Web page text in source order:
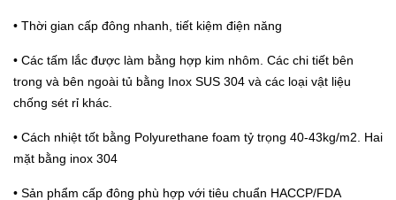
• Thời gian cấp đông nhanh, tiết kiệm điện năng
• Các tấm lắc được làm bằng hợp kim nhôm. Các chi tiết bên
trong và bên ngoài tủ bằng Inox SUS 304 và các loại vật liệu
chống sét rỉ khác.
• Cách nhiệt tốt bằng Polyurethane foam tỷ trọng 40-43kg/m2. Hai
mặt bằng inox 304
• Sản phẩm cấp đông phù hợp với tiêu chuẩn HACCP/FDA